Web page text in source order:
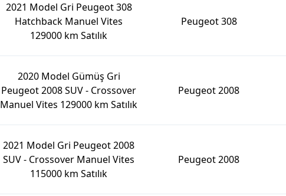
2021 Model Gri Peugeot 308
Hatchback Manuel Vites
129000 km Satılık
Peugeot 308
2020 Model Gümüş Gri
Peugeot 2008 SUV - Crossover
Manuel Vites 129000 km Satılık
Peugeot 2008
2021 Model Gri Peugeot 2008
SUV - Crossover Manuel Vites
115000 km Satılık
Peugeot 2008